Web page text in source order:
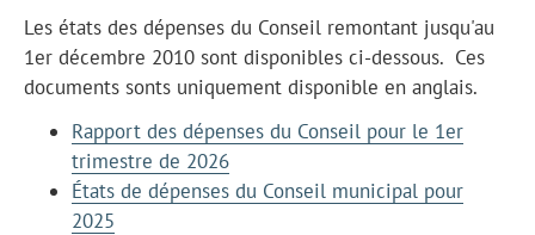
Les états des dépenses du Conseil remontant jusqu'au
1er décembre 2010 sont disponibles ci-dessous. Ces
documents sonts uniquement disponible en anglais.
Rapport des dépenses du Conseil pour le 1er
trimestre de 2026
États de dépenses du Conseil municipal pour
2025